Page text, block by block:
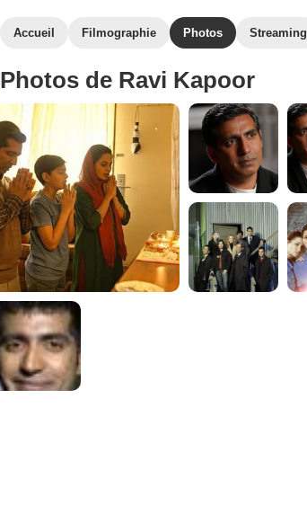
Accueil Filmographie Photos Streaming
Photos de Ravi Kapoor